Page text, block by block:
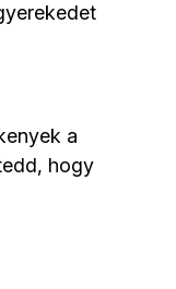
a
hogy